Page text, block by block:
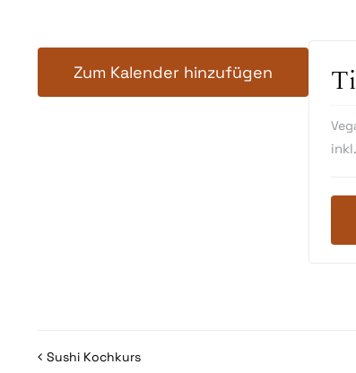
Zum Kalender hinzufügen
Sushi Kochkurs